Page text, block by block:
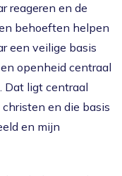
reageren en de
behoeften helpen
een veilige basis
openheid centraal
Dat ligt centraal
en die basis
en mijn